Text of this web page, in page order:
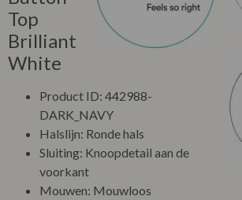
Top
Brilliant
White
Product ID: 442988-
DARK_NAVY
Halslijn: Ronde hals
Sluiting: Knoopdetail aan de
voorkant
Mouwen: Mouwloos